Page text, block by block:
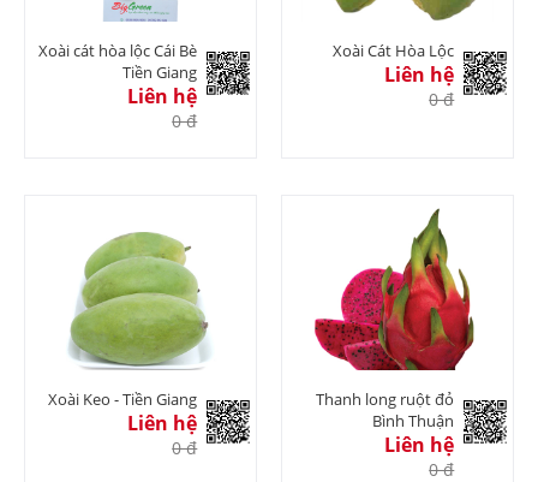
Xoài cát hòa lộc Cái Bè
Tiền Giang
Liên hệ
0 đ
Xoài Cát Hòa Lộc
Liên hệ
0 đ
Xoài Keo - Tiền Giang
Liên hệ
0 đ
Thanh long ruột đỏ
Bình Thuận
Liên hệ
0 đ